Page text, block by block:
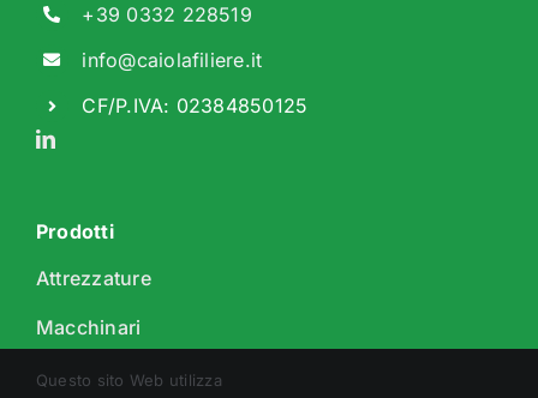
+39 0332 228519
info@caiolafiliere.it
CF/P.IVA: 02384850125
Prodotti
Attrezzature
Macchinari
Produzioni speciali
Questo sito Web utilizza